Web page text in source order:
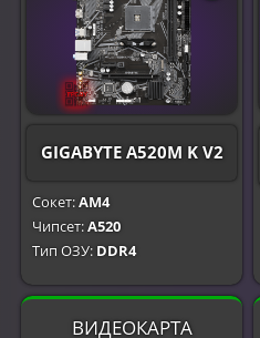
GIGABYTE A520M K V2
Сокет:AM4
Чипсет:A520
Тип ОЗУ: DDR4
ВИДЕОКАРТА